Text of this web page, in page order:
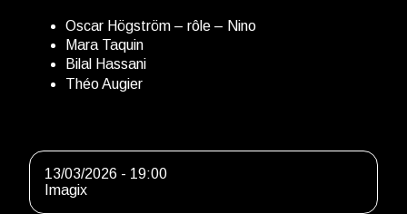
Oscar Högström – rôle – Nino
Mara Taquin
Bilal Hassani
Théo Augier
13/03/2026 - 19:00
Imagix